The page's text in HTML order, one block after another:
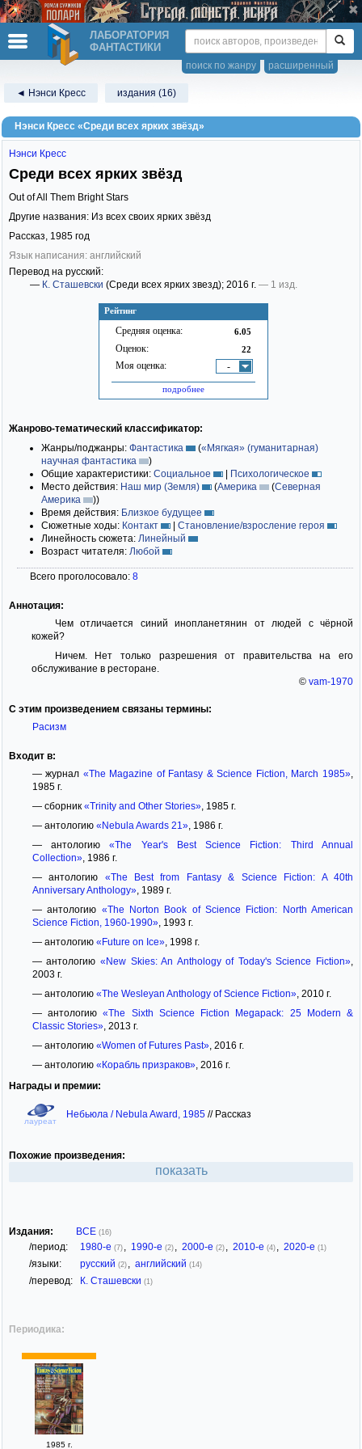
ЛАБОРАТОРИЯ
ФАНТАСТИКИ
расширенный
поиск по жанру
◄ Нэнси Кресс издания (16)
Нэнси Кресс «Среди всех ярких звёзд»
Рейтинг
Средняя оценка: 6.05
Оценок: 22
Моя оценка: -
подробнее
Нэнси Кресс
Среди всех ярких звёзд
Out of All Them Bright Stars
Другие названия: Из всех своих ярких звёзд
Рассказ, 1985 год
Язык написания: английский
Перевод на русский:
— К. Сташевски (Среди всех ярких звезд); 2016 г. — 1 изд.
Жанрово-тематический классификатор:
Жанры/поджанры: Фантастика («Мягкая» (гуманитарная)
научная фантастика
)
Общие характеристики: Социальное | Психологическое
Место действия: Наш мир (Земля) (Америка (Северная
Америка
))
Время действия: Близкое будущее
Сюжетные ходы: Контакт | Становление/взросление героя
Линейность сюжета: Линейный
Возраст читателя: Любой
Всего проголосовало: 8
Аннотация:
Чем отличается синий инопланетянин от людей с чёрной
кожей?
Ничем. Нет только разрешения от правительства на его
обслуживание в ресторане.
© vam-1970
С этим произведением связаны термины:
Расизм
Входит в:
— журнал «The Magazine of Fantasy & Science Fiction, March 1985»
1985 г.
— сборник «Trinity and Other Stories», 1985 г.
— антологию «Nebula Awards 21», 1986 г.
— антологию«The Year's Best Science Fiction: Third Annual
Collection», 1986 г.
— антологию «The Best from Fantasy & Science Fiction: A 40th
Anniversary Anthology», 1989 г.
— антологию «The Norton Book of Science Fiction: North American
Science Fiction, 1960-1990», 1993 г.
— антологию «Future on Ice», 1998 г.
— антологию «New Skies: An Anthology of Today's Science Fiction»
2003 г.
— антологию «The Wesleyan Anthology of Science Fiction», 2010 г.
— антологию«The Sixth Science Fiction Megapack: 25 Modern &
Classic Stories», 2013 г.
— антологию «Women of Futures Past», 2016 г.
— антологию «Корабль призраков», 2016 г.
Награды и премии:
лауреат
Небьюла / Nebula Award, 1985 // Рассказ
Похожие произведения:
показать
Издания: ВСЕ (16)
/период: 1980-е (7) , 1990-е (2) , 2000-е (2) , 2010-е (4) , 2020-е (1)
/языки: русский (2) , английский (14)
/перевод: К. Сташевски (1)
Периодика:
1985 г.